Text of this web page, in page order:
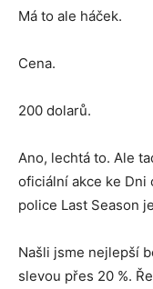
Má to ale háček.
Cena.
200 dolarů.
Ano, lechtá to. Ale
oficiální akce ke Dni
police Last Season
Našli jsme nejlepší
slevou přes 20 %.